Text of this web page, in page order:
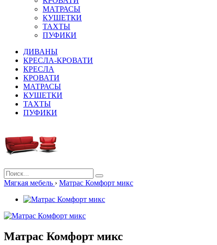
МАТРАСЫ
КУШЕТКИ
ТАХТЫ
ПУФИКИ
ДИВАНЫ
КРЕСЛА-КРОВАТИ
КРЕСЛА
КРОВАТИ
МАТРАСЫ
КУШЕТКИ
ТАХТЫ
ПУФИКИ
Мягкая мебель › Матрас Комфорт микс
Матрас Комфорт микс